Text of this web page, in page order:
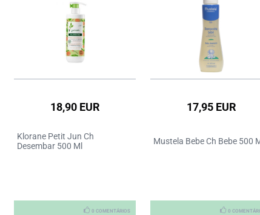
18,90 EUR
Klorane Petit Jun Ch
Desembar 500 Ml
0 COMENTÁRIOS
17,95 EUR
Mustela Bebe Ch Bebe 500
0